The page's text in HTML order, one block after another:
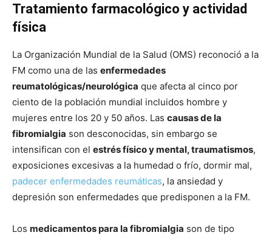
Tratamiento farmacológico y actividad
física
La Organización Mundial de la Salud (OMS) reconoció a la
FM como una de las enfermedades
reumatológicas/neurológica que afecta al cinco por
ciento de la población mundial incluidos hombre y
mujeres entre los 20 y 50 años. Las causas de la
fibromialgia son desconocidas, sin embargo se
intensifican con el estrés físico y mental, traumatismos,
exposiciones excesivas a la humedad o frío, dormir mal,
padecer enfermedades reumáticas, la ansiedad y
depresión son enfermedades que predisponen a la FM.
Los medicamentos para la fibromialgia son de tipo